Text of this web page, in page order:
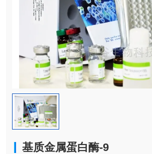
基质金属蛋白酶-9